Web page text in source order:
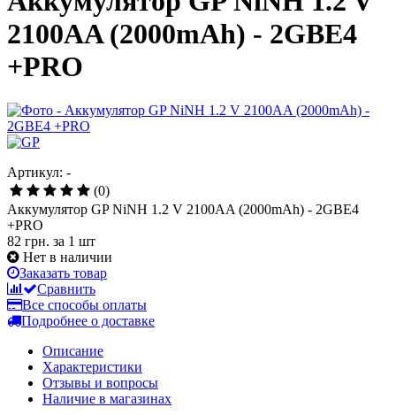
2100AA (2000mAh) - 2GBE4
+PRO
Артикул: -
(0)
Аккумулятор GP NiNH 1.2 V 2100AA (2000mAh) - 2GBE4
+PRO
82 грн. за 1 шт
Нет в наличии
Заказать товар
Сравнить
Все способы оплаты
Подробнее о доставке
Описание
Характеристики
Отзывы и вопросы
Наличие в магазинах